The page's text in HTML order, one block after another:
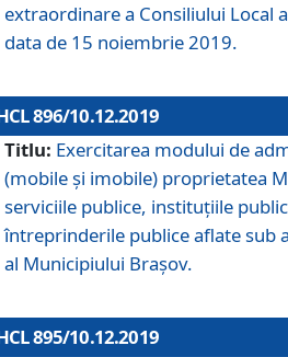
extraordinare a Consiliului Local
data de 15 noiembrie 2019.
896/10.12.2019
Titlu: Exercitarea modului de
(mobile și imobile) proprietatea
serviciile publice, instituțiile
întreprinderile publice aflate sub
al Municipiului Brașov.
895/10.12.2019